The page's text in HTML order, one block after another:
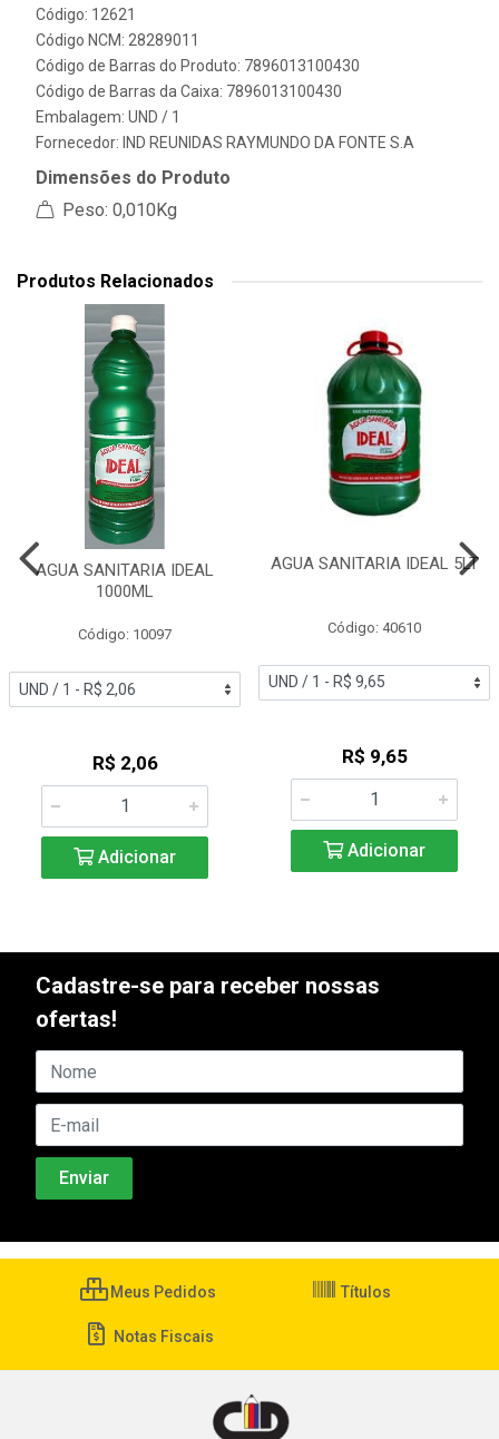
Código: 12621
Código NCM: 28289011
Código de Barras do Produto: 7896013100430
Código de Barras da Caixa: 7896013100430
Embalagem: UND / 1
Fornecedor: IND REUNIDAS RAYMUNDO DA FONTE S.A
Dimensões do Produto
Peso: 0,010Kg
Produtos Relacionados
AGUA SANITARIA IDEAL
1000ML
Código: 10097
R$ 2,06
Adicionar
AGUA SANITARIA IDEAL 5LT
Código: 40610
R$ 9,65
Adicionar
Cadastre-se para receber nossas
ofertas!
Meus Pedidos Títulos
Notas Fiscais